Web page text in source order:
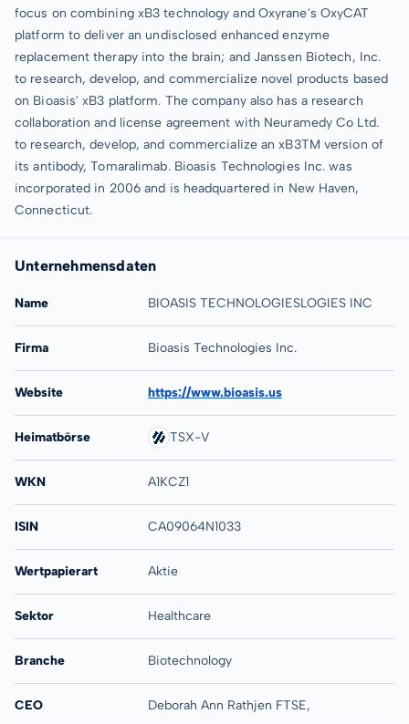
focus on combining xB3 technology and Oxyrane's OxyCAT
platform to deliver an undisclosed enhanced enzyme
replacement therapy into the brain; and Janssen Biotech, Inc.
to research, develop, and commercialize novel products based
on Bioasis' xB3 platform. The company also has a research
collaboration and license agreement with Neuramedy Co Ltd.
to research, develop, and commercialize an xB3TM version of
its antibody, Tomaralimab. Bioasis Technologies Inc. was
incorporated in 2006 and is headquartered in New Haven,
Connecticut.
Unternehmensdaten
Name BIOASIS TECHNOLOGIESLOGIES INC
Firma Bioasis Technologies Inc.
Website https://www.bioasis.us
Heimatbörse TSX-V
WKN A1KCZ1
ISIN CA09064N1033
Wertpapierart Aktie
Sektor Healthcare
Branche Biotechnology
CEO Deborah Ann Rathjen FTSE,